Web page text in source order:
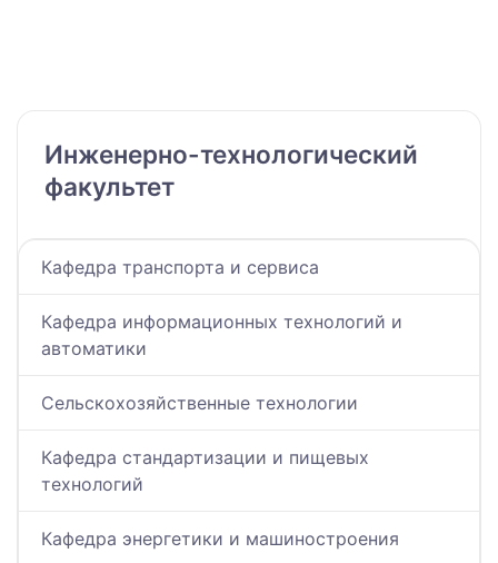
Инженерно-технологический
факультет
Кафедра транспорта и сервиса
Кафедра информационных технологий и
автоматики
Сельскохозяйственные технологии
Кафедра стандартизации и пищевых
технологий
Кафедра энергетики и машиностроения